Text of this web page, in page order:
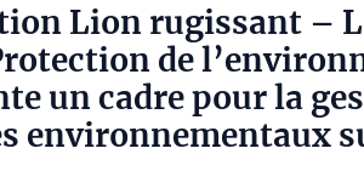
Lion rugissant –
de
un cadre pour la
environnementaux